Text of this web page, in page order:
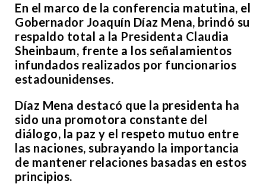
En el marco de la conferencia matutina, el
Gobernador Joaquín Díaz Mena, brindó su
respaldo total a la Presidenta Claudia
Sheinbaum, frente a los señalamientos
infundados realizados por funcionarios
estadounidenses.
Díaz Mena destacó que la presidenta ha
sido una promotora constante del
diálogo, la paz y el respeto mutuo entre
las naciones, subrayando la importancia
de mantener relaciones basadas en estos
principios.